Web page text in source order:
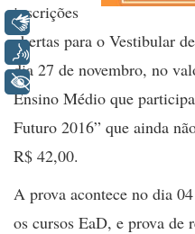
inscrições
abertas para o Vestibular
dia 27 de novembro, no
Ensino Médio que
Futuro 2016” que ainda
R$ 42,00.
A prova acontece no dia
os cursos EaD, e prova de
Libras
Voz
+ Acessibilidade